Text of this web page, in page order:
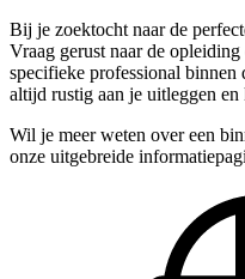
Bij je zoektocht naar de
Vraag gerust naar de
specifieke professional
altijd rustig aan je uitleggen
Wil je meer weten over een
onze uitgebreide